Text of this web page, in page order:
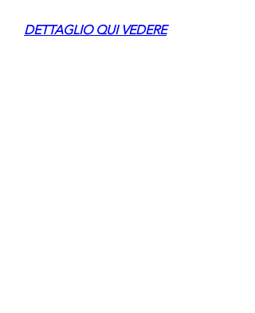
DETTAGLIO QUI VEDERE